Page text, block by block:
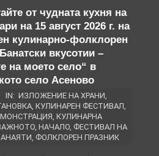
от чудната кухня на
на 15 август 2026 г. на
кулинарно-фолклорен
вкусотии –
на моето село“ в
село Асеново
IN: ИЗЛОЖЕНИЕ НА ХРАНИ
КУЛИНАРЕН ФЕСТИВАЛ
КУЛИНАРНА
, НАЧАЛО, ФЕСТИВАЛ НА
ФОЛКЛОРЕН ПРАЗНИК